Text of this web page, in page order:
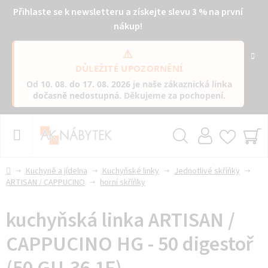
Přihlaste se k newsletteru a získejte slevu 3 % na první
nákup!
⚠️
DŮLEŽITÉ UPOZORNĚNÍ
Od 10. 08. do 17. 08. 2026 je naše zákaznická linka
dočasně nedostupná. Děkujeme za pochopení.
DomůKuchyně a jídelna Kuchyňské linky
Jednotlivé skříňky
ARTISAN / CAPPUCINO
horní skříňky
kuchyňská linka ARTISAN /
CAPPUCINO HG - 50 digestoř